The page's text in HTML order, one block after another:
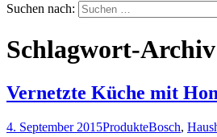
Suchen nach:
Schlagwort-
Vernetzte Küche mit
4. September 2015ProdukteBosch,